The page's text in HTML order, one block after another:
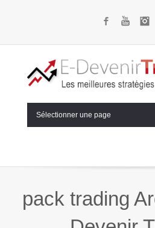
FacebookYouTube
Sélectionner une page
pack trading